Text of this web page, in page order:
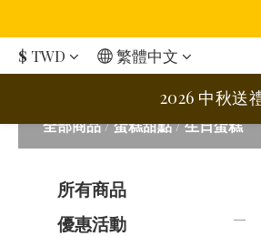
$ TWD 繁體中文
2026 中秋送
全部商品/蛋糕甜點/生日蛋糕
所有商品
優惠活動